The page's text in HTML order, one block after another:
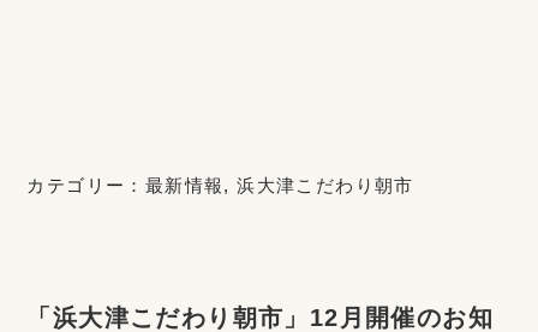
カテゴリー： 最新情報,浜大津こだわり朝市
「浜大津こだわり朝市」12月開催のお知